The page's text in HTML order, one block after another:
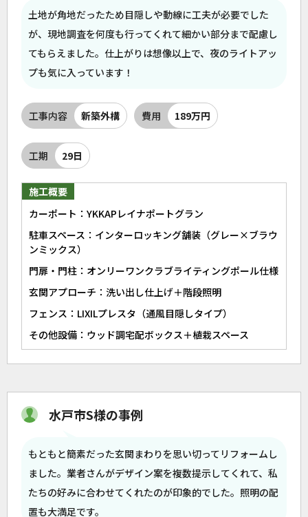
土地が角地だったため目隠しや動線に工夫が必要でした
が、現地調査を何度も行ってくれて細かい部分まで配慮し
てもらえました。仕上がりは想像以上で、夜のライトアッ
プも気に入っています！
工事内容 新築外構 費用 189万円
工期 29日
施工概要
カーポート：YKKAPレイナポートグラン
駐車スペース：インターロッキング舗装（グレー×ブラウ
ンミックス）
門扉・門柱：オンリーワンクラブライティングポール仕様
玄関アプローチ：洗い出し仕上げ＋階段照明
フェンス：LIXILプレスタ（通風目隠しタイプ）
その他設備：ウッド調宅配ボックス＋植栽スペース
水戸市S様の事例
もともと簡素だった玄関まわりを思い切ってリフォームし
ました。業者さんがデザイン案を複数提示してくれて、私
たちの好みに合わせてくれたのが印象的でした。照明の配
置も大満足です。